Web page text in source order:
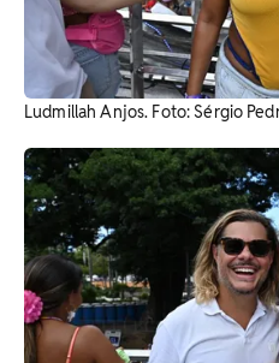
Ludmillah Anjos. Foto: Sérgio